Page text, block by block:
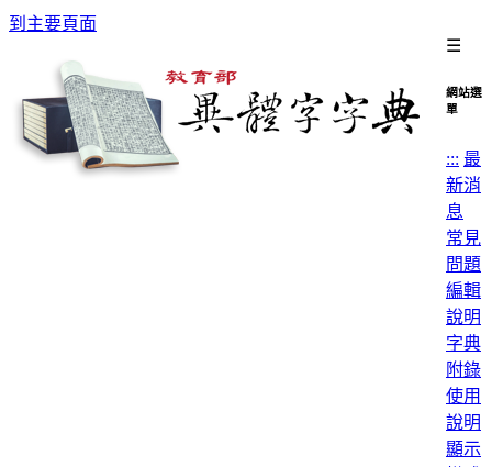
到主要頁面
☰
網站選
單
::: 最
新消
息
常見
問題
編輯
說明
字典
附錄
使用
說明
顯示